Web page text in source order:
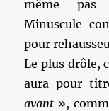
même pas
Minuscule
pour
Le plus drôle,
aura pour
avant »,